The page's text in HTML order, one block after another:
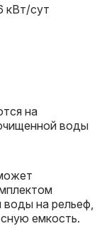
кВт/сут
на
воды
воды на рельеф,
емкость.